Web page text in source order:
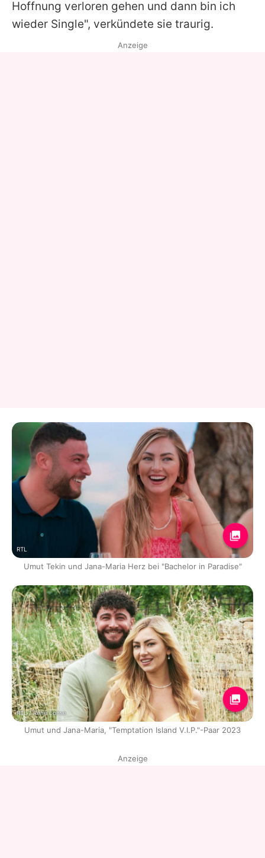
Hoffnung verloren gehen und dann bin ich
wieder Single", verkündete sie traurig.
Anzeige
RTL
Umut Tekin und Jana-Maria Herz bei "Bachelor in Paradise"
RTL / René Lohse
Umut und Jana-Maria, "Temptation Island V.I.P."-Paar 2023
Anzeige